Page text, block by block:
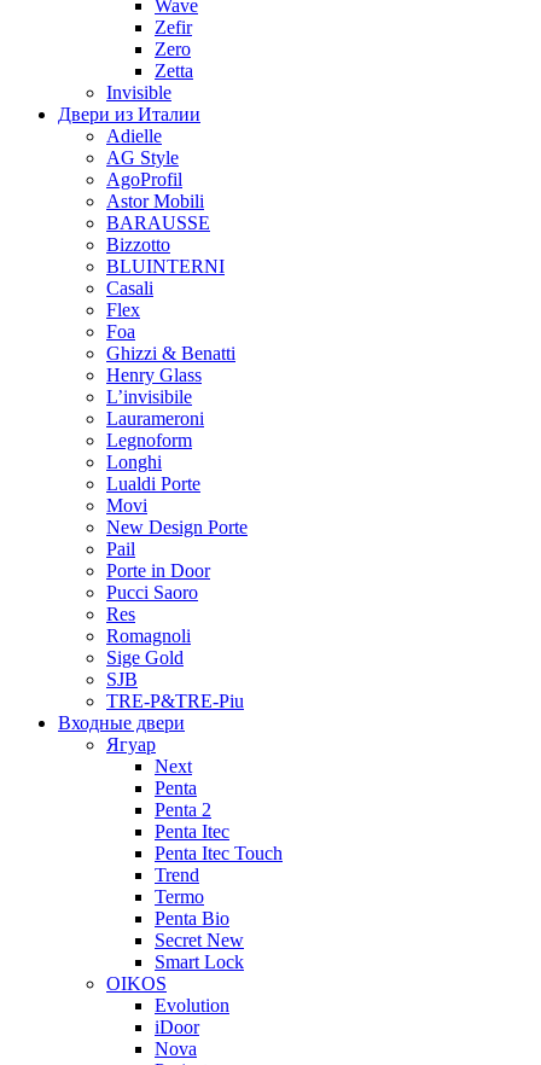
Wave
Zefir
Zero
Zetta
Invisible
Двери из Италии
Adielle
AG Style
AgoProfil
Astor Mobili
BARAUSSE
Bizzotto
BLUINTERNI
Casali
Flex
Foa
Ghizzi & Benatti
Henry Glass
L’invisibile
Laurameroni
Legnoform
Longhi
Lualdi Porte
Movi
New Design Porte
Pail
Porte in Door
Pucci Saoro
Res
Romagnoli
Sige Gold
SJB
TRE-P&TRE-Piu
Входные двери
Ягуар
Next
Penta
Penta 2
Penta Itec
Penta Itec Touch
Trend
Termo
Penta Bio
Secret New
Smart Lock
OIKOS
Evolution
iDoor
Nova